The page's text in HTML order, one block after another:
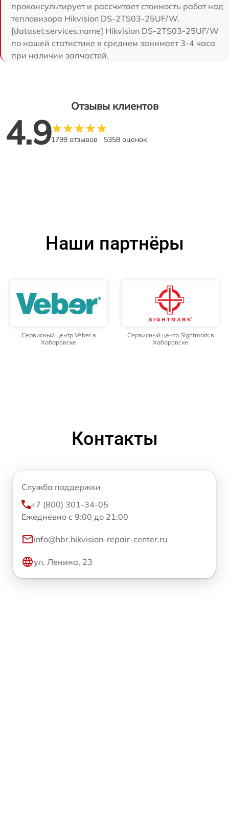
проконсультирует и рассчитает стоимость работ над
тепловизора Hikvision DS-2TS03-25UF/W.
[dataset:services:name] Hikvision DS-2TS03-25UF/W
по нашей статистике в среднем занимает 3-4 часа
при наличии запчастей.
Отзывы клиентов
4.91799 отзывов 5358 оценок
Наши партнёры
Сервисный центр Veber в
Хабаровске
Сервисный центр Sightmark в
Хабаровске
Контакты
Служба поддержки
+7 (800) 301-34-05
Ежедневно с 9:00 до 21:00
info@hbr.hikvision-repair-center.ru
ул. Ленина, 23